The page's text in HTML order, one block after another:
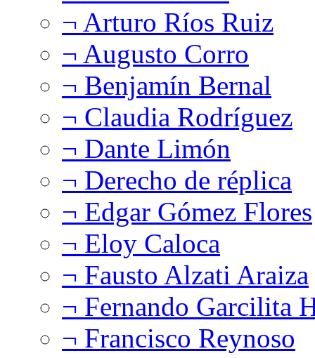
¬ Arturo Ríos Ruiz
¬ Augusto Corro
¬ Benjamín Bernal
¬ Claudia Rodríguez
¬ Dante Limón
¬ Derecho de réplica
¬ Edgar Gómez Flores
¬ Eloy Caloca
¬ Fausto Alzati Araiza
¬ Fernando Garcilita
¬ Francisco Reynoso